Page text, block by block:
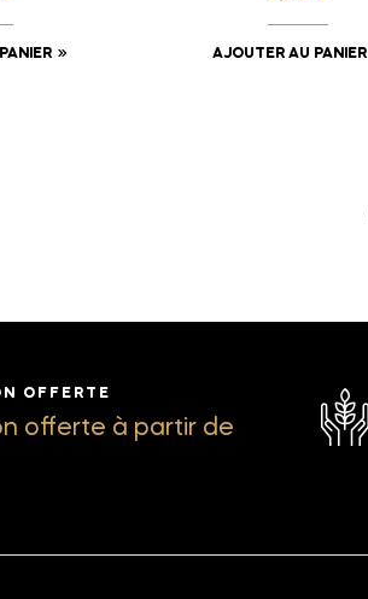
AJOUTER AU PANIER
OFFERTE
offerte à partir de